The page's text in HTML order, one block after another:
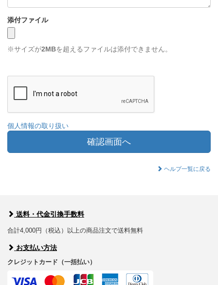
添付ファイル
※サイズが2MBを超えるファイルは添付できません。
個人情報の取り扱い
確認画面へ
ヘルプ一覧に戻る
送料・代金引換手数料
合計4,000円（税込）以上の商品注文で送料無料
お支払い方法
クレジットカード（一括払い）